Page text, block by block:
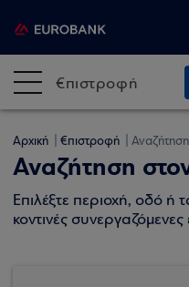
€πιστροφή
Αρχική €πιστροφή
Αναζήτηση
Επιλέξτε περιοχή, οδό ή
κοντινές συνεργαζόμενες